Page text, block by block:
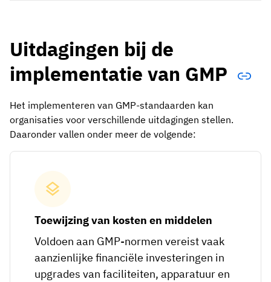
Uitdagingen bij de
implementatie van GMP
Het implementeren van GMP-standaarden kan
organisaties voor verschillende uitdagingen stellen.
Daaronder vallen onder meer de volgende:
Toewijzing van kosten en middelen
Voldoen aan GMP-normen vereist vaak
aanzienlijke financiële investeringen in
upgrades van faciliteiten, apparatuur en